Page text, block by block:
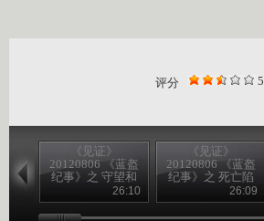
评分 5
《见证》
20120806 《蓝盔
纪事》之 守望和
26:10
《见证》
20120806 《蓝盔
纪事》之 死亡陷
26:09